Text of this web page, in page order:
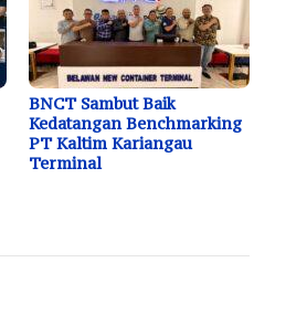
BNCT Sambut Baik
Kedatangan Benchmarking
PT Kaltim Kariangau
Terminal